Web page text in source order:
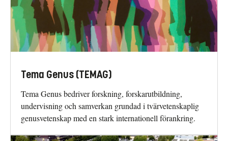
Tema Genus (TEMAG)
Tema Genus bedriver forskning, forskarutbildning,
undervisning och samverkan grundad i tvärvetenskaplig
genusvetenskap med en stark internationell förankring.